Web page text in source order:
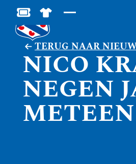
BESTEL JOUW TICKETS
SHOP IN DE
TERUG NAAR
NICO
NEGEN